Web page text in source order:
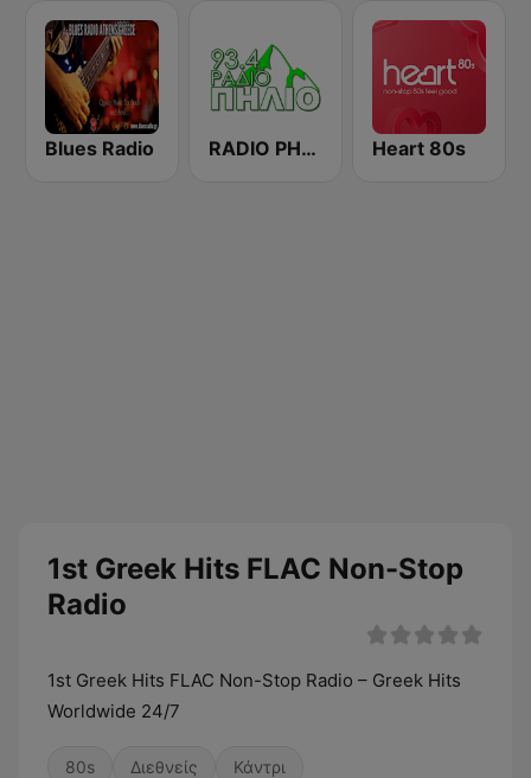
Blues Radio RADIO PHLIO (ΡΑΔΙΟ ΠΗΛΙΟ) Heart 80s
1st Greek Hits FLAC Non-Stop
Radio
1st Greek Hits FLAC Non-Stop Radio – Greek Hits
Worldwide 24/7
80s Διεθνείς Κάντρι